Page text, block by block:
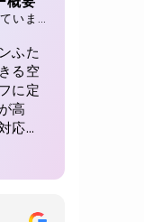
に基づいています 85 レビュー
ふた
る空
に定
高
応が
足感
。リ
れる